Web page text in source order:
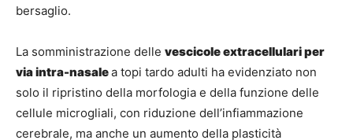
bersaglio.
La somministrazione delle vescicole extracellulari per
via intra-nasalea topi tardo adulti ha evidenziato non
solo il ripristino della morfologia e della funzione delle
cellule microgliali, con riduzione dell’infiammazione
cerebrale, ma anche un aumento della plasticità